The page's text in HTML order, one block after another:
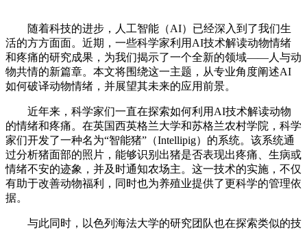
随着科技的进步，人工智能（AI）已经深入到了我们生
活的方方面面。近期，一些科学家利用AI技术解读动物情绪
和疼痛的研究成果，为我们揭示了一个全新的领域——人与动
物共情的新篇章。本文将围绕这一主题，从专业角度阐述AI
如何破译动物情绪，并展望其未来的应用前景。
近年来，科学家们一直在探索如何利用AI技术解读动物
的情绪和疼痛。在英国西英格兰大学和苏格兰农村学院，科学
家们开发了一种名为“智能猪”（Intellipig）的系统。该系统通
过分析猪面部的照片，能够识别出猪是否表现出疼痛、生病或
情绪不安的迹象，并及时通知农场主。这一技术的实施，不仅
有助于改善动物福利，同时也为养殖业提供了更科学的管理依
据。
与此同时，以色列海法大学的研究团队也在探索类似的技